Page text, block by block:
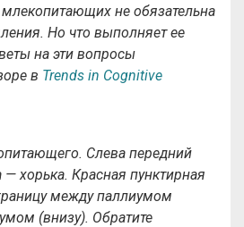
не обязательна
Но что выполняет ее
на эти вопросы
в Trends in Cognitive
Слева передний
— хорька. Красная пунктирная
между паллиумом
(внизу). Обратите